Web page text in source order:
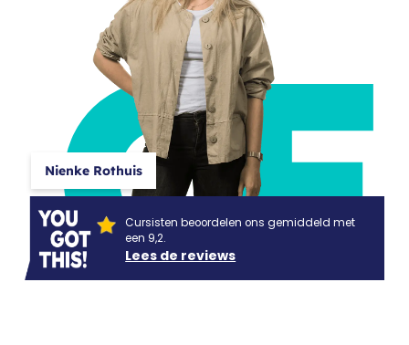
CF
Nienke Rothuis
Cursisten beoordelen ons gemiddeld met
een 9,2.
Lees de reviews